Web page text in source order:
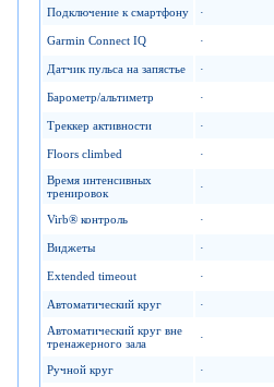
Подключение к смартфону ·
Garmin Connect IQ ·
Датчик пульса на запястье ·
Барометр/альтиметр ·
Треккер активности ·
Floors climbed ·
Время интенсивных
тренировок
·
Virb® контроль ·
Виджеты ·
Extended timeout ·
Автоматический круг ·
Автоматический круг вне
тренажерного зала
·
Ручной круг ·